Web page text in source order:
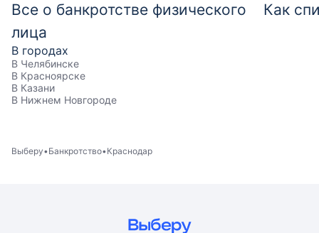
Все о банкротстве физического
лица
Как
В городах
В Челябинске
В Красноярске
В Казани
В Нижнем Новгороде
Выберу Банкротство Краснодар